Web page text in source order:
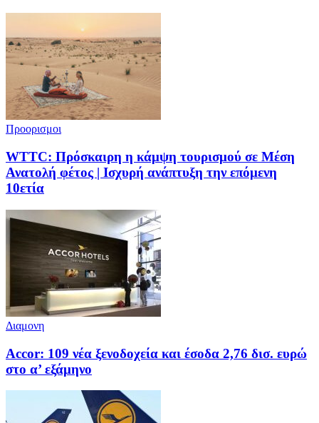
Προορισμοι
WTTC: Πρόσκαιρη η κάμψη τουρισμού σε Μέση
Ανατολή φέτος | Ισχυρή ανάπτυξη την επόμενη
10ετία
Διαμονη
Accor: 109 νέα ξενοδοχεία και έσοδα 2,76 δισ. ευρώ
στο α’ εξάμηνο